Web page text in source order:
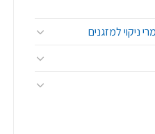
ניקוי למזגנים